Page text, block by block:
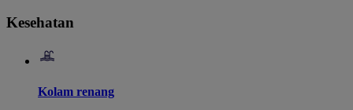
Kesehatan
Kolam renang